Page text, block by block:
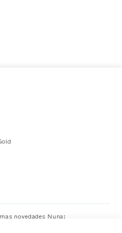
novedades Nuna: